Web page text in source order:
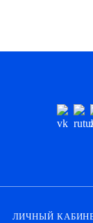
ЛИЧНЫЙ